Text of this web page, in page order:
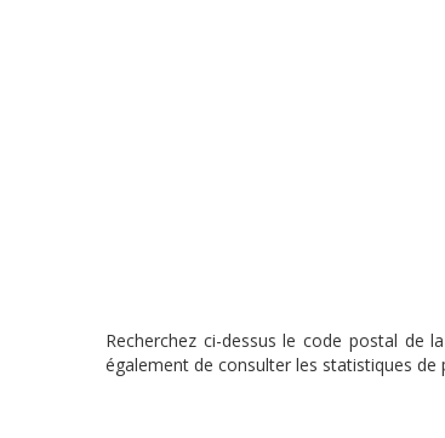
Recherchez ci-dessus le code postal de
également de consulter les statistiques